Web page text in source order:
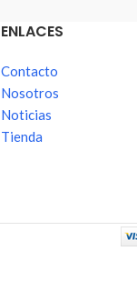
ENLACES
Contacto
Nosotros
Noticias
Tienda